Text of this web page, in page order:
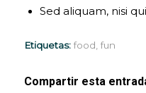
Sed aliquam, nisi
Etiquetas: food fun
Compartir esta